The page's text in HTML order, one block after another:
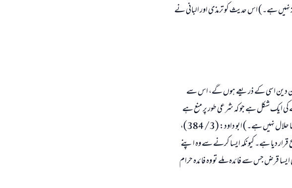
نہیں ہے۔) اس حدیث کو ترمذی اور البانی نے
لین دین اسی کے ذریعے ہوں گے، اس سے
کی ایک شکل ہے جو کہ شرعی طور پر منع ہے
اس حوالے سے رسول اللہ صلی اللہ علیہ و سلم کا فرمان ہے: (قرض اور بیع یک جا کرنا حلال نہیں ہے۔) ابو داود: (3/ 384)،
قرار دیا ہے۔ کیونکہ ایسا کرنے سے وہ اپنے
قرض جس سے فائدہ ملے تو وہ فائدہ حرام